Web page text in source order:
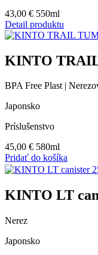
43,00 € 550ml
Detail produktu
KINTO
BPA Free Plast |
Japonsko
Príslušenstvo
45,00 € 580ml
Pridať do košíka
KINTO LT
Nerez
Japonsko